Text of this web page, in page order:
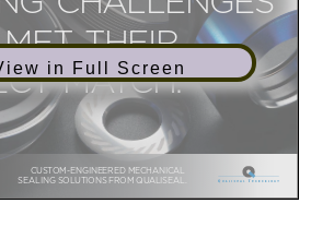
in Full Screen